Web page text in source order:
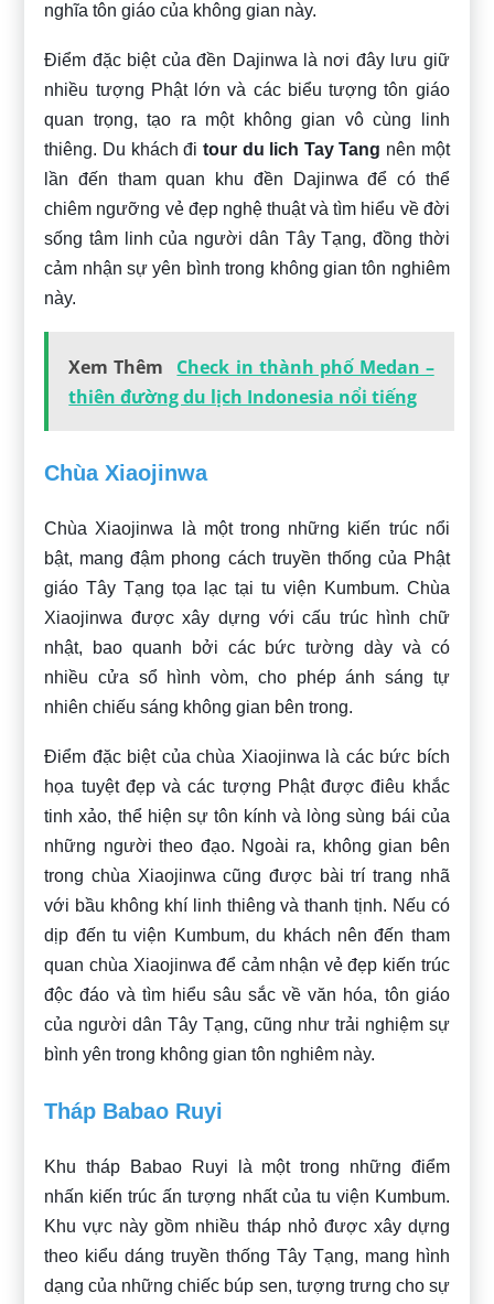
nghĩa tôn giáo của không gian này.
Điểm đặc biệt của đền Dajinwa là nơi đây lưu giữ
nhiều tượng Phật lớn và các biểu tượng tôn giáo
quan trọng, tạo ra một không gian vô cùng linh
thiêng. Du khách đi tour du lich Tay Tang nên một
lần đến tham quan khu đền Dajinwa để có thể
chiêm ngưỡng vẻ đẹp nghệ thuật và tìm hiểu về đời
sống tâm linh của người dân Tây Tạng, đồng thời
cảm nhận sự yên bình trong không gian tôn nghiêm
này.
Xem Thêm
Check in thành phố Medan –
thiên đường du lịch Indonesia nổi tiếng
Chùa Xiaojinwa
Chùa Xiaojinwa là một trong những kiến trúc nổi
bật, mang đậm phong cách truyền thống của Phật
giáo Tây Tạng tọa lạc tại tu viện Kumbum. Chùa
Xiaojinwa được xây dựng với cấu trúc hình chữ
nhật, bao quanh bởi các bức tường dày và có
nhiều cửa sổ hình vòm, cho phép ánh sáng tự
nhiên chiếu sáng không gian bên trong.
Điểm đặc biệt của chùa Xiaojinwa là các bức bích
họa tuyệt đẹp và các tượng Phật được điêu khắc
tinh xảo, thể hiện sự tôn kính và lòng sùng bái của
những người theo đạo. Ngoài ra, không gian bên
trong chùa Xiaojinwa cũng được bài trí trang nhã
với bầu không khí linh thiêng và thanh tịnh. Nếu có
dịp đến tu viện Kumbum, du khách nên đến tham
quan chùa Xiaojinwa để cảm nhận vẻ đẹp kiến trúc
độc đáo và tìm hiểu sâu sắc về văn hóa, tôn giáo
của người dân Tây Tạng, cũng như trải nghiệm sự
bình yên trong không gian tôn nghiêm này.
Tháp Babao Ruyi
Khu tháp Babao Ruyi là một trong những điểm
nhấn kiến trúc ấn tượng nhất của tu viện Kumbum.
Khu vực này gồm nhiều tháp nhỏ được xây dựng
theo kiểu dáng truyền thống Tây Tạng, mang hình
dạng của những chiếc búp sen, tượng trưng cho sự